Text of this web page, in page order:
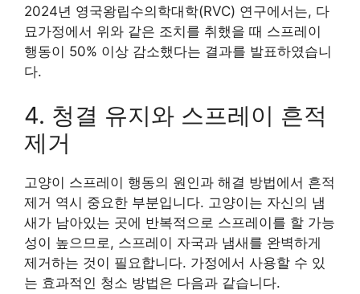
2024년 영국왕립수의학대학(RVC) 연구에서는, 다
묘가정에서 위와 같은 조치를 취했을 때 스프레이
행동이 50% 이상 감소했다는 결과를 발표하였습니
다.
4. 청결 유지와 스프레이 흔적
제거
고양이 스프레이 행동의 원인과 해결 방법에서 흔적
제거 역시 중요한 부분입니다. 고양이는 자신의 냄
새가 남아있는 곳에 반복적으로 스프레이를 할 가능
성이 높으므로, 스프레이 자국과 냄새를 완벽하게
제거하는 것이 필요합니다. 가정에서 사용할 수 있
는 효과적인 청소 방법은 다음과 같습니다.